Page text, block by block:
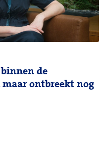
de
maar ontbreekt nog